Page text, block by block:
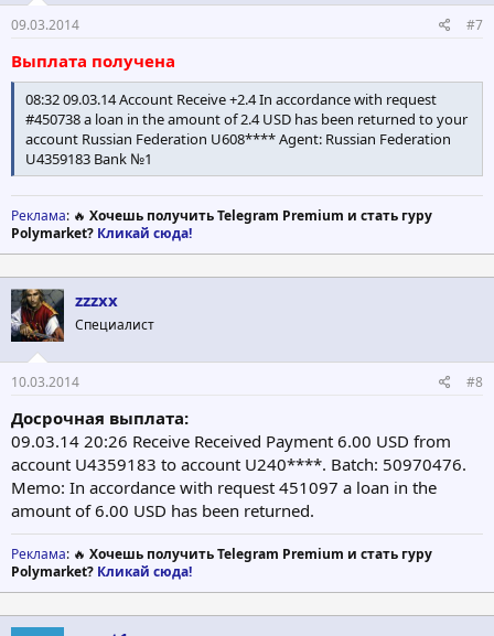
09.03.2014 #7
Выплата получена
08:32 09.03.14 Account Receive +2.4 In accordance with request
#450738 a loan in the amount of 2.4 USD has been returned to your
account Russian Federation U608**** Agent: Russian Federation
U4359183 Bank №1
Реклама: 🔥 Хочешь получить Telegram Premium и стать гуру
Polymarket? Кликай сюда!
zzzxx
Специалист
10.03.2014 #8
Досрочная выплата:
09.03.14 20:26 Receive Received Payment 6.00 USD from
account U4359183 to account U240****. Batch: 50970476.
Memo: In accordance with request 451097 a loan in the
amount of 6.00 USD has been returned.
Реклама: 🔥 Хочешь получить Telegram Premium и стать гуру
Polymarket? Кликай сюда!